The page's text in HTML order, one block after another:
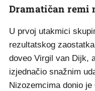
Dramatičan remi
U prvoj utakmici
rezultatskog
doveo Virgil van Dijk,
izjednačio snažnim
Nizozemcima donio